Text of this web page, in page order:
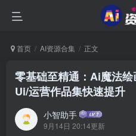
首页 AI资源合集 正文
零基础至精通：Ai魔法
Ui/运营作品集快速提升
小智助手
9月14日 20:14更新